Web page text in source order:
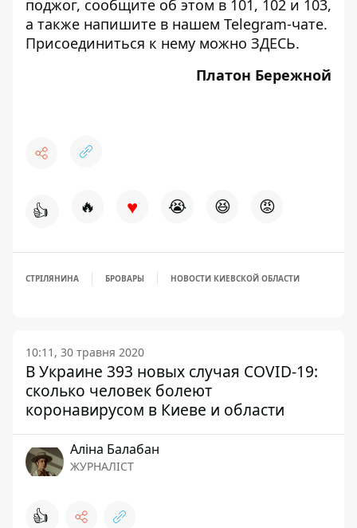
поджог, сообщите об этом в 101, 102 и 103,
а также напишите в нашем Telegram-чате.
Присоединиться к нему можно ЗДЕСЬ.
Платон Бережной
👍 🔥 ♥ 😭 😆 😡
СТРІЛЯНИНА БРОВАРЫ НОВОСТИ КИЕВСКОЙ ОБЛАСТИ
10:11, 30 травня 2020
В Украине 393 новых случая COVID-19:
сколько человек болеют
коронавирусом в Киеве и области
Аліна Балабан
ЖУРНАЛІСТ
👍